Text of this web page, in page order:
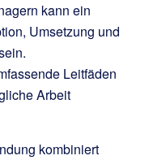
kann ein
Umsetzung und
Leitfäden
Arbeit
kombiniert